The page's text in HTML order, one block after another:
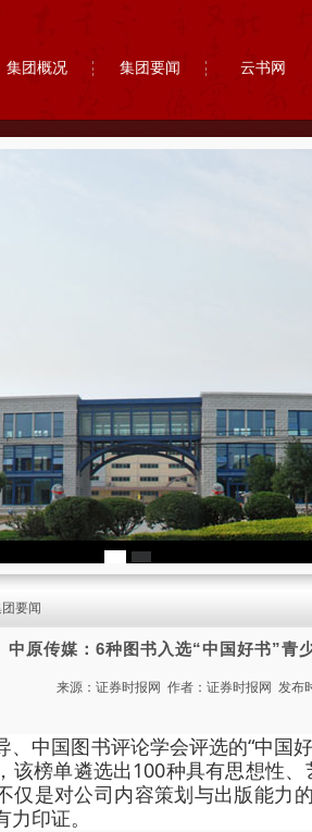
集团概况 集团要闻 云书网
要闻
中原传媒：6种图书入选“中国好书”青
来源：证券时报网 作者：证券时报网 发
、中国图书评论学会评选的“中国
该榜单遴选出100种具有思想性
仅是对公司内容策划与出版能力
印证。